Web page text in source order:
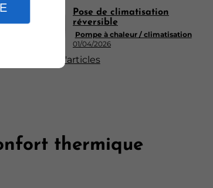
Pompe à chaleur / climatisation
01/04/2026
Pose de climatisation
réversible
Plus d'articles
thermique